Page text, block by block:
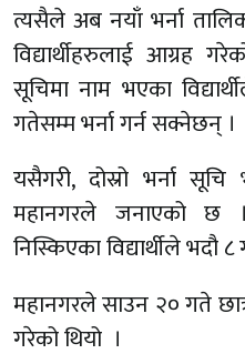
त्यसैले अब नयाँ भर्ना
विद्यार्थीहरुलाई आग्रह
सूचिमा नाम भएका
गतेसम्म भर्ना गर्न सक्नेछन् ।
यसैगरी, दोस्रो भर्ना
महानगरले जनाएको छ ।
निस्किएका विद्यार्थीले भदौ
महानगरले साउन २० गते
गरेको थियो ।